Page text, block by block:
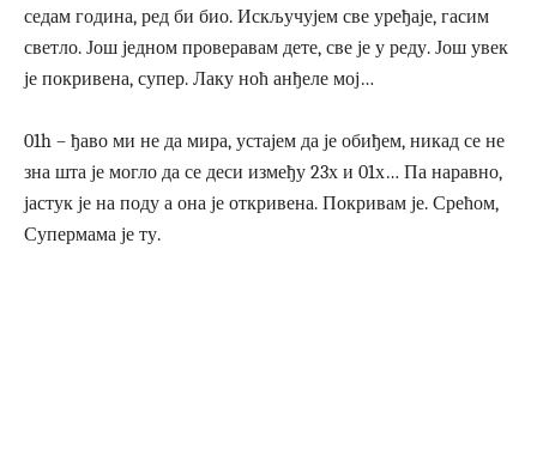
седам година, ред би био. Искључујем све уређаје, гасим
светло. Још једном проверавам дете, све је у реду. Још увек
је покривена, супер. Лаку ноћ анђеле мој…
01h – ђаво ми не да мира, устајем да је обиђем, никад се не
зна шта је могло да се деси између 23х и 01х… Па наравно,
јастук је на поду а она је откривена. Покривам је. Срећом,
Супермама је ту.